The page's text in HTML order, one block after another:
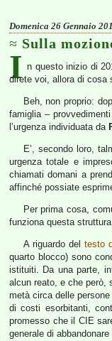
Domenica 26 Gennaio
Sulla
I n questo inizio di
direte voi, allora di cosa
Beh, non proprio:
famiglia –
l’urgenza individuata da
E’, secondo loro,
urgenza totale e
chiamati domani a
affinché possiate
Per prima cosa,
funziona questa
A riguardo del testo
quarto blocco) sono
istituiti. Da una parte,
alcun reato, e che però,
metà circa delle
di costi esorbitanti,
promesso che il CIE
generale di